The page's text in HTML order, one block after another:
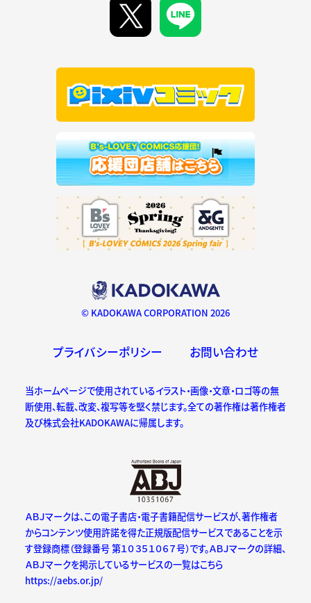
© KADOKAWA CORPORATION 2026
プライバシーポリシー お問い合わせ
当ホームページで使用されているイラスト・画像・文章・ロゴ等の無
断使用、転載、改変、複写等を堅く禁じます。全ての著作権は著作権者
及び株式会社KADOKAWAに帰属します。
ＡＢＪマークは、この電子書店・電子書籍配信サービスが、著作権者
からコンテンツ使用許諾を得た正規版配信サービスであることを示
す登録商標（登録番号 第１０３５１０６７号）です。ＡＢＪマークの詳細、
ＡＢＪマークを掲示しているサービスの一覧はこちら
https://aebs.or.jp/